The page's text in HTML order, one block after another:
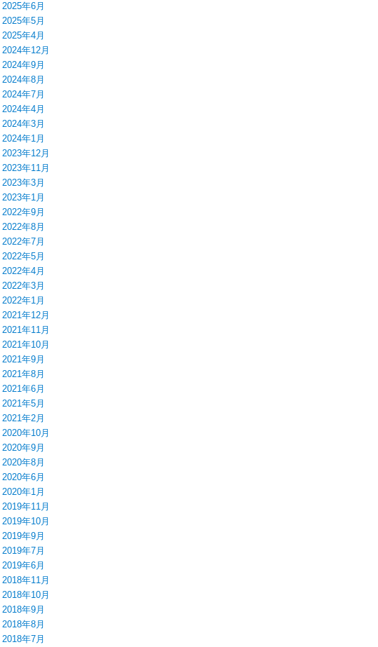
2025年6月
2025年5月
2025年4月
2024年12月
2024年9月
2024年8月
2024年7月
2024年4月
2024年3月
2024年1月
2023年12月
2023年11月
2023年3月
2023年1月
2022年9月
2022年8月
2022年7月
2022年5月
2022年4月
2022年3月
2022年1月
2021年12月
2021年11月
2021年10月
2021年9月
2021年8月
2021年6月
2021年5月
2021年2月
2020年10月
2020年9月
2020年8月
2020年6月
2020年1月
2019年11月
2019年10月
2019年9月
2019年7月
2019年6月
2018年11月
2018年10月
2018年9月
2018年8月
2018年7月